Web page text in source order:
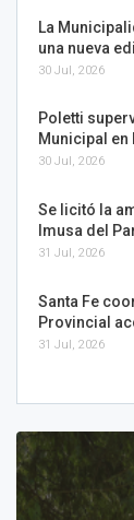
La
una nueva
30 Jul, 2026
Poletti
Municipal
30 Jul, 2026
Se licitó la
Imusa del
31 Jul, 2026
Santa Fe
Provincial
31 Jul, 2026